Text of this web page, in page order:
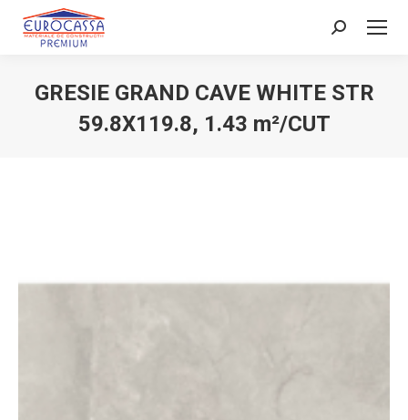
Search:
GRESIE GRAND CAVE WHITE STR
59.8X119.8, 1.43 m²/CUT